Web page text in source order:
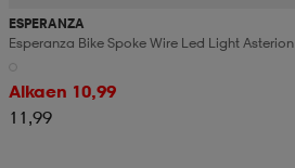
ESPERANZA
Esperanza Bike Spoke Wire Led Light Asterion
Alkaen 10,99
11,99